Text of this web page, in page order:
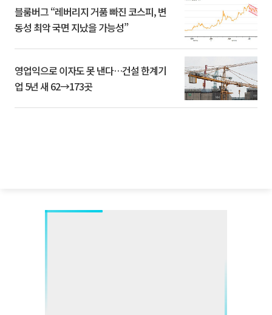
블룸버그 “레버리지 거품 빠진 코스피, 변
동성 최악 국면 지났을 가능성”
영업익으로 이자도 못 낸다…건설 한계기
업 5년 새 62→173곳